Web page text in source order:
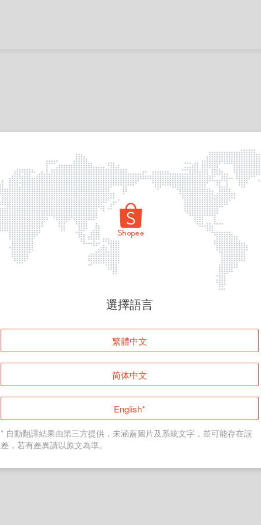
頁面無法顯示
登入
返回首頁
選擇語言
繁體中文
简体中文
English*
* 自動翻譯結果由第三方提供，未涵蓋圖片及系統文字，並可能存在誤
差，若有差異請以原文為準。